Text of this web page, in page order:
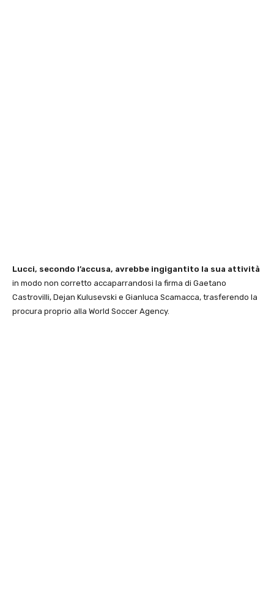
Lucci, secondo l’accusa, avrebbe ingigantito la sua attività
in modo non corretto accaparrandosi la firma di Gaetano
Castrovilli, Dejan Kulusevski e Gianluca Scamacca, trasferendo la
procura proprio alla World Soccer Agency.